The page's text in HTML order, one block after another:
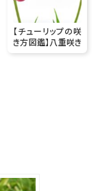
【チューリップの咲
き方図鑑】八重咲き